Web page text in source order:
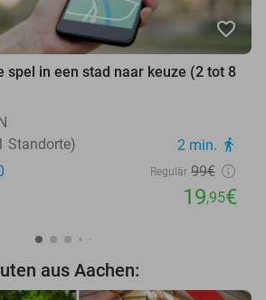
favorite_border
spel in een stad naar keuze (2 tot 8
Standorte)
2 min. directions_walk
Regulär 99€
19,95€
aus Aachen: